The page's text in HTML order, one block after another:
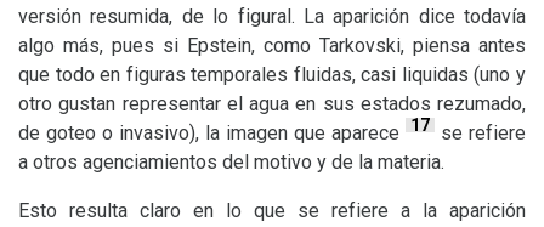
versión resumida, de lo figural. La aparición dice todavía
algo más, pues si Epstein, como Tarkovski, piensa antes
que todo en figuras temporales fluidas, casi liquidas (uno y
otro gustan representar el agua en sus estados rezumado,
de goteo o invasivo), la imagen que aparece
17
se refiere
a otros agenciamientos del motivo y de la materia.
Esto resulta claro en lo que se refiere a la aparición